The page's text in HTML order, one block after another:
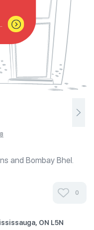
and Bombay Bhel.
Hakka Chinese
0
ON L5N